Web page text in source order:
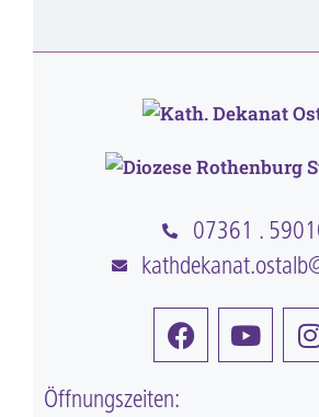
07361 .
Öffnungszeiten: